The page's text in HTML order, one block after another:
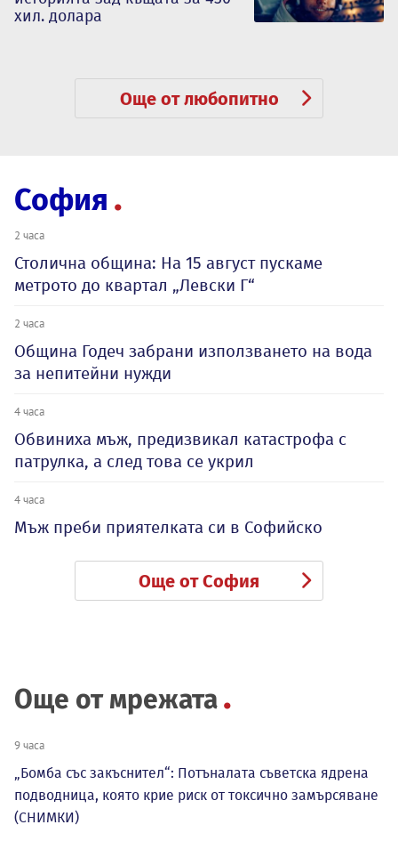
хил. долара
Още от любопитно
София
2 часа
Столична община: На 15 август пускаме
метрото до квартал „Левски Г“
2 часа
Община Годеч забрани използването на вода
за непитейни нужди
4 часа
Обвиниха мъж, предизвикал катастрофа с
патрулка, а след това се укрил
4 часа
Мъж преби приятелката си в Софийско
Още от София
Още от мрежата
9 часа
„Бомба със закъснител“: Потъналата съветска ядрена
подводница, която крие риск от токсично замърсяване
(СНИМКИ)